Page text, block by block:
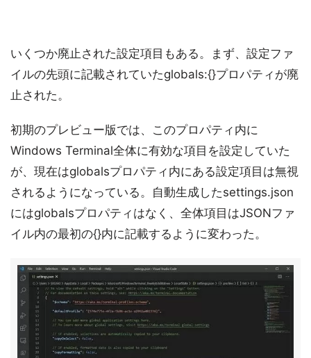
いくつか廃止された設定項目もある。まず、設定ファ
イルの先頭に記載されていたglobals:{}プロパティが廃
止された。
初期のプレビュー版では、このプロパティ内に
Windows Terminal全体に有効な項目を設定していた
が、現在はglobalsプロパティ内にある設定項目は無視
されるようになっている。自動生成したsettings.json
にはglobalsプロパティはなく、全体項目はJSONファ
イル内の最初の{}内に記載するように変わった。